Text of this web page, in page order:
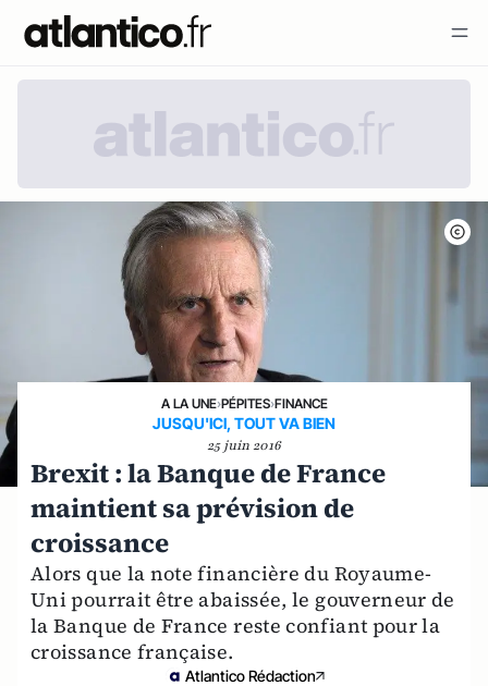
A LA UNE›PÉPITES›FINANCE
JUSQU'ICI, TOUT VA BIEN
25 juin 2016
Brexit : la Banque de France
maintient sa prévision de
croissance
Alors que la note financière du Royaume-
Uni pourrait être abaissée, le gouverneur de
la Banque de France reste confiant pour la
croissance française.
Atlantico Rédaction